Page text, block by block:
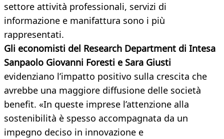
settore attività professionali, servizi di
informazione e manifattura sono i più
rappresentati.
Gli economisti del Research Department di Intesa
Sanpaolo Giovanni Foresti e Sara Giusti
evidenziano l’impatto positivo sulla crescita che
avrebbe una maggiore diffusione delle società
benefit. «In queste imprese l’attenzione alla
sostenibilità è spesso accompagnata da un
impegno deciso in innovazione e